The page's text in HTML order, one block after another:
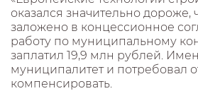
оказался значительно дороже,
заложено в концессионное
работу по муниципальному
заплатил 19,9 млн рублей.
муниципалитет и потребовал
компенсировать.